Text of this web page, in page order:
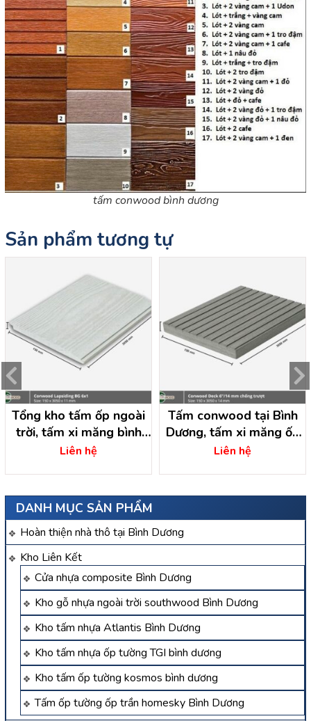
DANH MỤC SẢN PHẨM
Hoàn thiện nhà thô tại Bình Dương
Kho Liên Kết
Cửa nhựa composite Bình Dương
Kho gỗ nhựa ngoài trời southwood Bình Dương
Kho tấm nhựa Atlantis Bình Dương
Kho tấm nhựa ốp tường TGI bình dương
Kho tấm ốp tường kosmos bình dương
Tấm ốp tường ốp trần homesky Bình Dương
tấm conwood bình dương
Sản phẩm tương tự
Tổng kho tấm ốp ngoài
trời, tấm xi măng bình
dương
Liên hệ
Tấm conwood tại Bình
Dương, tấm xi măng ốp
tường tại bình dương
Liên hệ